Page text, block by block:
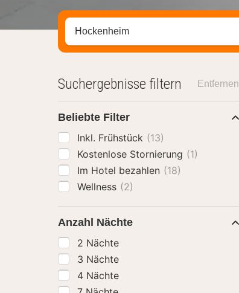
Stadt, Region oder Hotel suchen
Suchergebnisse filtern Entfernen
Beliebte Filter
Inkl. Frühstück (13)
Kostenlose Stornierung (1)
Im Hotel bezahlen (18)
Wellness (2)
Anzahl Nächte
2 Nächte
3 Nächte
4 Nächte